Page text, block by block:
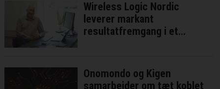
Wireless Logic Nordic
leverer markant
resultatfremgang i et
Onomondo og Kigen
samarbejder om tæt koblet